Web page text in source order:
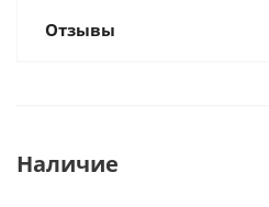
Отзывы
Наличие